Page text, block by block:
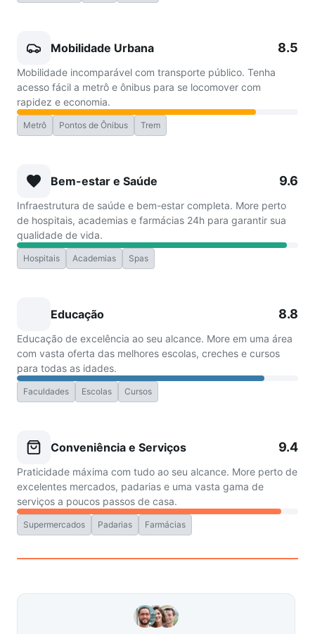
Mobilidade Urbana 8.5
Mobilidade incomparável com transporte público. Tenha
acesso fácil a metrô e ônibus para se locomover com
rapidez e economia.
Metrô Pontos de Ônibus Trem
Bem-estar e Saúde 9.6
Infraestrutura de saúde e bem-estar completa. More perto
de hospitais, academias e farmácias 24h para garantir sua
qualidade de vida.
Hospitais Academias Spas
Educação 8.8
Educação de excelência ao seu alcance. More em uma área
com vasta oferta das melhores escolas, creches e cursos
para todas as idades.
Faculdades Escolas Cursos
Conveniência e Serviços 9.4
Praticidade máxima com tudo ao seu alcance. More perto de
excelentes mercados, padarias e uma vasta gama de
serviços a poucos passos de casa.
Supermercados Padarias Farmácias